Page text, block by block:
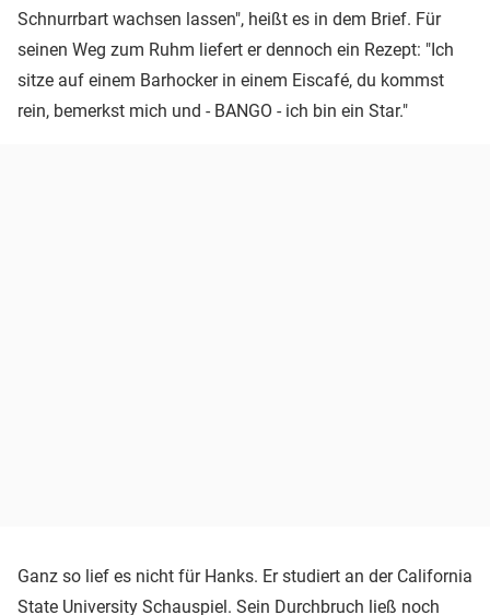
Schnurrbart wachsen lassen", heißt es in dem Brief. Für
seinen Weg zum Ruhm liefert er dennoch ein Rezept: "Ich
sitze auf einem Barhocker in einem Eiscafé, du kommst
rein, bemerkst mich und - BANGO - ich bin ein Star."
Ganz so lief es nicht für Hanks. Er studiert an der California
State University Schauspiel. Sein Durchbruch ließ noch